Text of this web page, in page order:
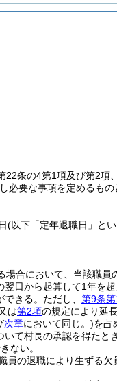
22条の4第1項及び第2項
要な事項を定めるもの
(以下「定年退職日」と
場合において、当該職
日から起算して1年を
きる。 ただし、 第9条
又は第2項の規定により延
次章において同じ。)を占
て村長の承認を得たと
ない。
の退職により生ずる